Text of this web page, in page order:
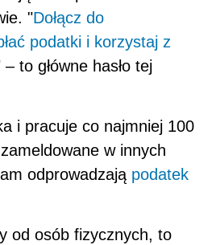
"Dołącz do
podatki i korzystaj z
– to główne hasło tej
i pracuje co najmniej 100
w innych
odprowadzają podatek
od osób fizycznych, to